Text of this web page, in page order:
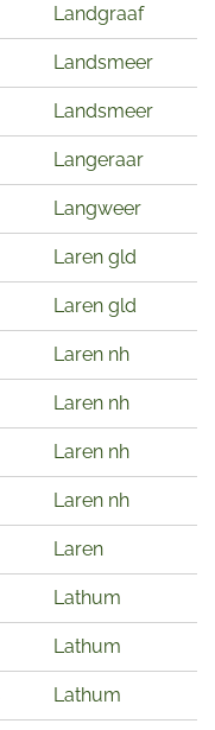
Landgraaf
Landsmeer
Landsmeer
Langeraar
Langweer
Laren gld
Laren gld
Laren nh
Laren nh
Laren nh
Laren nh
Laren
Lathum
Lathum
Lathum